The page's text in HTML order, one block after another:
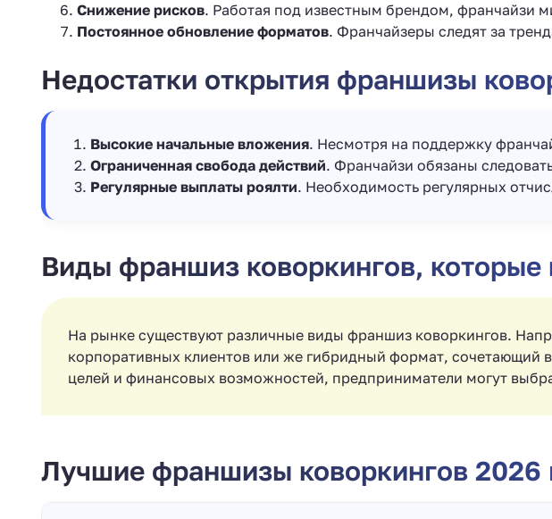
Снижение рисков. Работая под известным брендом, франчайзи
Постоянное обновление форматов. Франчайзеры следят за
Недостатки открытия франшизы
Высокие начальные вложения. Несмотря на поддержку
Ограниченная свобода действий. Франчайзи обязаны
Регулярные выплаты роялти. Необходимость регулярных
Виды франшиз коворкингов,
На рынке существуют различные виды франшиз коворкингов.
корпоративных клиентов или же гибридный формат, сочетающий
целей и финансовых возможностей, предприниматели могут
Лучшие франшизы коворкингов 2026